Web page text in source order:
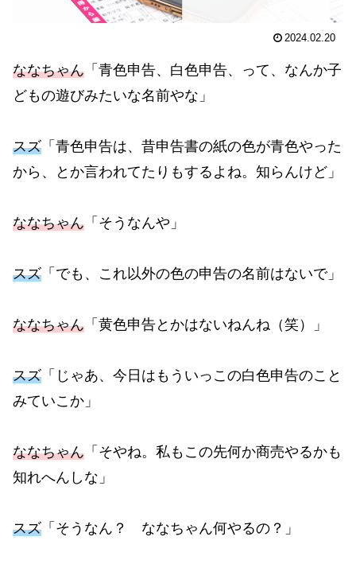
2024.02.20
ななちゃん 「青色申告、白色申告、って、なんか子
どもの遊びみたいな名前やな」
スズ 「青色申告は、昔申告書の紙の色が青色やった
から、とか言われてたりもするよね。知らんけど」
ななちゃん 「そうなんや」
スズ 「でも、これ以外の色の申告の名前はないで」
ななちゃん 「黄色申告とかはないねんね（笑）」
スズ 「じゃあ、今日はもういっこの白色申告のこと
みていこか」
ななちゃん 「そやね。私もこの先何か商売やるかも
知れへんしな」
スズ 「そうなん？ ななちゃん何やるの？」